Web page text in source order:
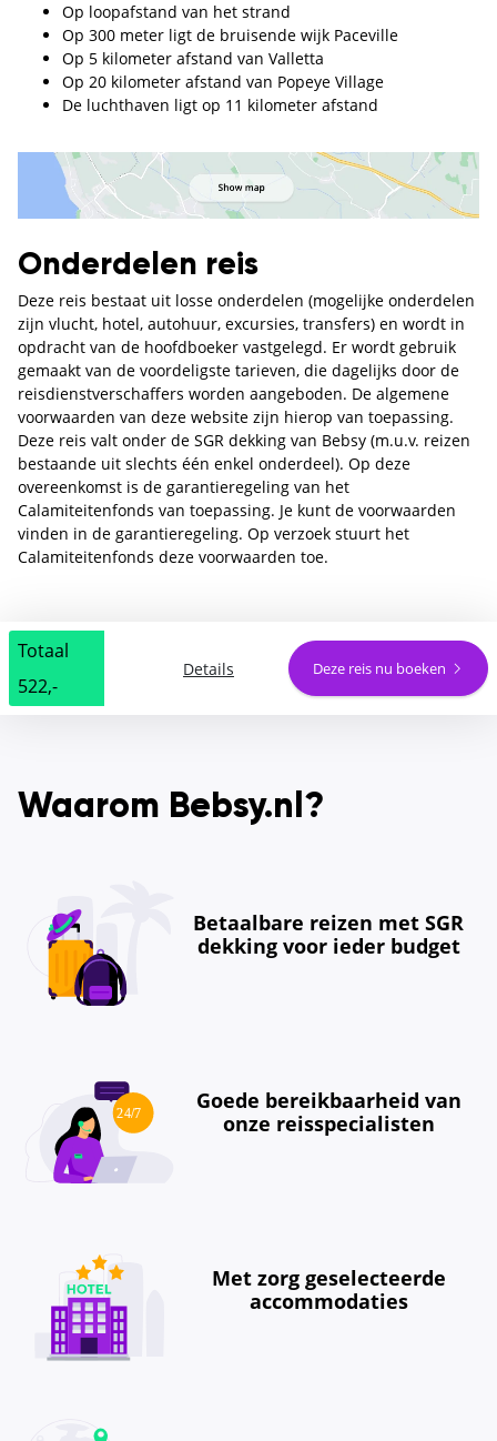
Op loopafstand van het strand
Op 300 meter ligt de bruisende wijk Paceville
Op 5 kilometer afstand van Valletta
Op 20 kilometer afstand van Popeye Village
De luchthaven ligt op 11 kilometer afstand
Onderdelen reis
Deze reis bestaat uit losse onderdelen (mogelijke onderdelen
zijn vlucht, hotel, autohuur, excursies, transfers) en wordt in
opdracht van de hoofdboeker vastgelegd. Er wordt gebruik
gemaakt van de voordeligste tarieven, die dagelijks door de
reisdienstverschaffers worden aangeboden. De algemene
voorwaarden van deze website zijn hierop van toepassing.
Deze reis valt onder de SGR dekking van Bebsy (m.u.v. reizen
bestaande uit slechts één enkel onderdeel). Op deze
overeenkomst is de garantieregeling van het
Calamiteitenfonds van toepassing. Je kunt de voorwaarden
vinden in de garantieregeling. Op verzoek stuurt het
Calamiteitenfonds deze voorwaarden toe.
Totaal
522,-
Details Deze reis nu boeken
Waarom Bebsy.nl?
Betaalbare reizen met SGR
dekking voor ieder budget
Goede bereikbaarheid van
onze reisspecialisten
Met zorg geselecteerde
accommodaties